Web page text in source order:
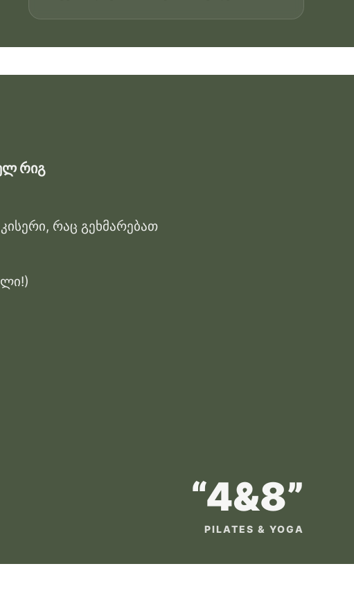
რიგ
რაც გეხმარებათ
“4&8”
PILATES & YOGA